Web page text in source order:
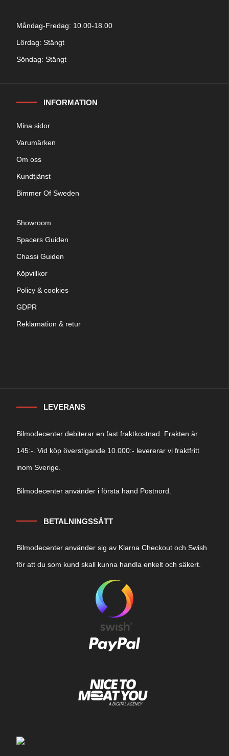
Måndag-Fredag: 10.00-18.00
Lördag: Stängt
Söndag: Stängt
INFORMATION
Mina sidor
Varumärken
Om oss
Kundtjänst
Bimmer Of Sweden
Showroom
Spacers Guiden
Chassi Guiden
Köpvillkor
Policy & cookies
GDPR
Reklamation & retur
LEVERANS
Bilmodecenter debiterar en fast fraktkostnad. Frakten är
145:-. Vid köp överstigande 10.000:- levererar vi fraktfritt
inom Sverige.
Bilmodecenter använder i första hand Postnord.
BETALNINGSSÄTT
Bilmodecenter använder sig av Klarna Checkout och Swish
för att du som kund skall kunna handla enkelt och säkert.